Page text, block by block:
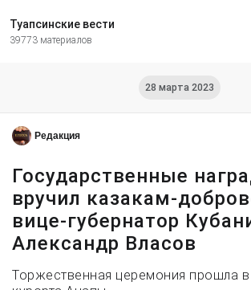
Туапсинские вести
39773 материалов
28 марта 2023
Редакция
Государственные
вручил казакам-
вице-губернатор
Александр Власов
Торжественная церемония прошла